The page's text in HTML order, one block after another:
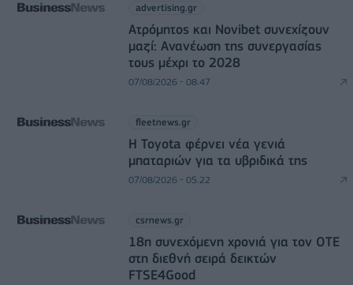
advertising.gr
Ατρόμητος και Novibet συνεχίζουν
μαζί: Ανανέωση της συνεργασίας
τους μέχρι το 2028
07/08/2026 - 08:47
fleetnews.gr
Η Toyota φέρνει νέα γενιά
μπαταριών για τα υβριδικά της
07/08/2026 - 05:22
csrnews.gr
18η συνεχόμενη χρονιά για τον ΟΤΕ
στη διεθνή σειρά δεικτών
FTSE4Good